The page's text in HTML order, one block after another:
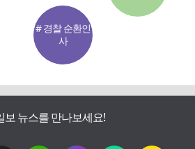
# 경찰 순환인
사
보 뉴스를 만나보세요!